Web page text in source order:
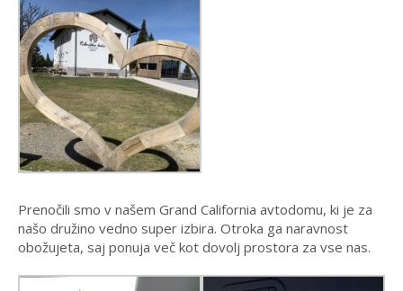
Prenočili smo v našem Grand California avtodomu, ki je za
našo družino vedno super izbira. Otroka ga naravnost
obožujeta, saj ponuja več kot dovolj prostora za vse nas.